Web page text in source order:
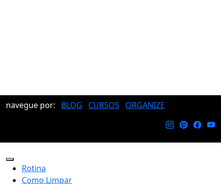
navegue por: BLOG CURSOS ORGANIZE
Rotina
Como Limpar